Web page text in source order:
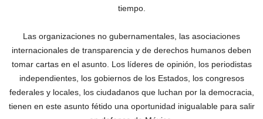
tiempo.
Las organizaciones no gubernamentales, las asociaciones
internacionales de transparencia y de derechos humanos deben
tomar cartas en el asunto. Los líderes de opinión, los periodistas
independientes, los gobiernos de los Estados, los congresos
federales y locales, los ciudadanos que luchan por la democracia,
tienen en este asunto fétido una oportunidad inigualable para salir